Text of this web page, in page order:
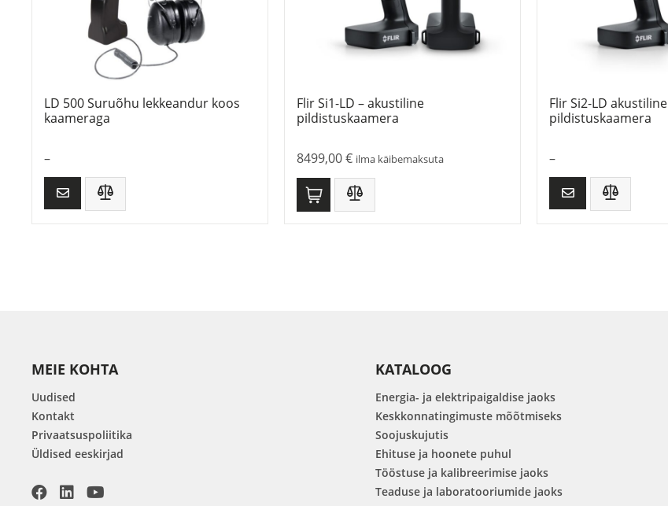
LD 500 Suruõhu lekkeandur koos
kaameraga
–
Flir Si1-LD – akustiline
pildistuskaamera
8499,00€ ilma käibemaksuta
Flir Si2-LD akustiline
pildistuskaamera
–
MEIE KOHTA
Uudised
Kontakt
Privaatsuspoliitika
Üldised eeskirjad
KATALOOG
Energia- ja elektripaigaldise jaoks
Keskkonnatingimuste mõõtmiseks
Soojuskujutis
Ehituse ja hoonete puhul
Tööstuse ja kalibreerimise jaoks
Teaduse ja laboratooriumide jaoks